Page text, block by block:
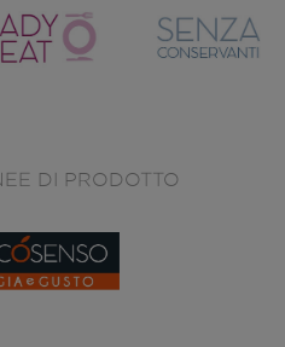
DI PRODOTTO